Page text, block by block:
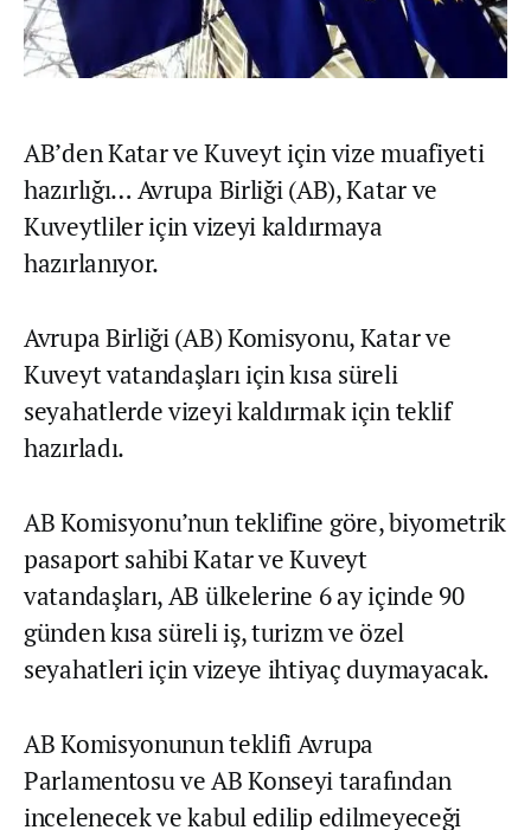
AB’den Katar ve Kuveyt için vize muafiyeti
hazırlığı… Avrupa Birliği (AB), Katar ve
Kuveytliler için vizeyi kaldırmaya
hazırlanıyor.
Avrupa Birliği (AB) Komisyonu, Katar ve
Kuveyt vatandaşları için kısa süreli
seyahatlerde vizeyi kaldırmak için teklif
hazırladı.
AB Komisyonu’nun teklifine göre, biyometrik
pasaport sahibi Katar ve Kuveyt
vatandaşları, AB ülkelerine 6 ay içinde 90
günden kısa süreli iş, turizm ve özel
seyahatleri için vizeye ihtiyaç duymayacak.
AB Komisyonunun teklifi Avrupa
Parlamentosu ve AB Konseyi tarafından
incelenecek ve kabul edilip edilmeyeceği